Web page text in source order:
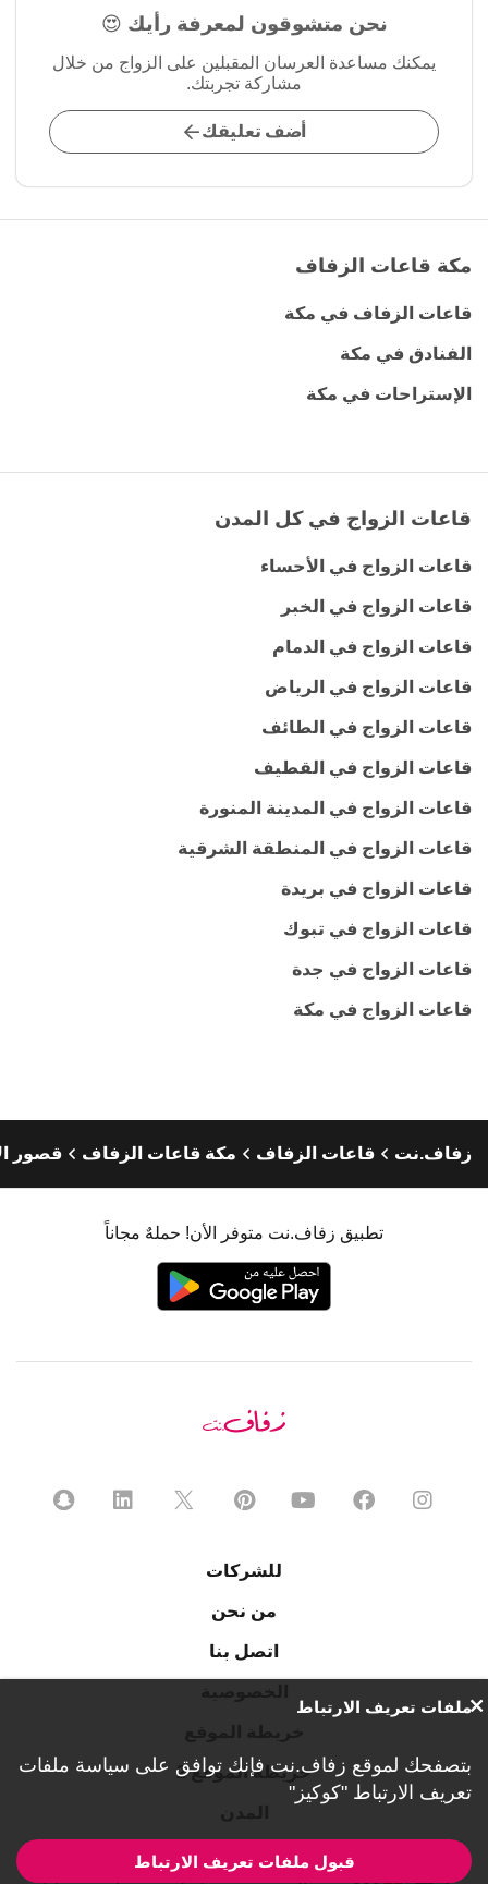
نحن متشوقون لمعرفة رأيك 😍
يمكنك مساعدة العرسان المقبلين على الزواج من خلال
مشاركة تجربتك.
أضف تعليقك
مكة قاعات الزفاف
قاعات الزفاف في مكة
الفنادق في مكة
الإستراحات في مكة
قاعات الزواج في كل المدن
قاعات الزواج في الأحساء
قاعات الزواج في الخبر
قاعات الزواج في الدمام
قاعات الزواج في الرياض
قاعات الزواج في الطائف
قاعات الزواج في القطيف
قاعات الزواج في المدينة المنورة
قاعات الزواج في المنطقة الشرقية
قاعات الزواج في بريدة
قاعات الزواج في تبوك
قاعات الزواج في جدة
قاعات الزواج في مكة
زفاف.نت قاعات الزفاف مكة قاعات الزفاف قصور
تطبيق زفاف.نت متوفر الأن! حملهٌ مجاناً
للشركات
من نحن
اتصل بنا
خريطة الموقع 2
ملفات تعريف الارتباط
بتصفحك لموقع زفاف.نت فإنك توافق على سياسة ملفات
تعريف الارتباط "كوكيز"
قبول ملفات تعريف الارتباط
1